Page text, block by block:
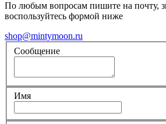
По любым вопросам пишите на почту,
воспользуйтесь формой ниже
shop@mintymoon.ru
Сообщение
Имя